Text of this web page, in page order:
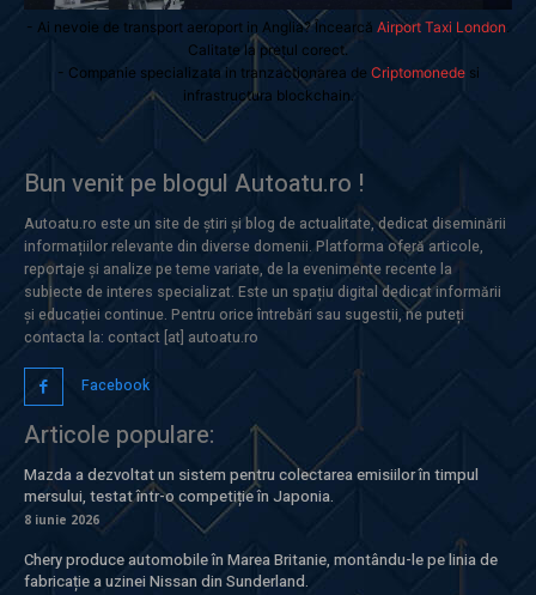
- Ai nevoie de transport aeroport in Anglia? Încearcă Airport Taxi London
Calitate la prețul corect.
- Companie specializata in tranzactionarea de Criptomonedesi
infrastructura blockchain.
Bun venit pe blogul Autoatu.ro !
Autoatu.ro este un site de știri și blog de actualitate, dedicat diseminării
informațiilor relevante din diverse domenii. Platforma oferă articole,
reportaje și analize pe teme variate, de la evenimente recente la
subiecte de interes specializat. Este un spațiu digital dedicat informării
și educației continue. Pentru orice întrebări sau sugestii, ne puteți
contacta la: contact [at] autoatu.ro
Facebook
Articole populare:
Mazda a dezvoltat un sistem pentru colectarea emisiilor în timpul
mersului, testat într-o competiție în Japonia.
8 iunie 2026
Chery produce automobile în Marea Britanie, montându-le pe linia de
fabricație a uzinei Nissan din Sunderland.